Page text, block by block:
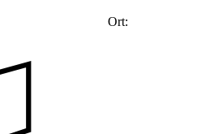
Ort: